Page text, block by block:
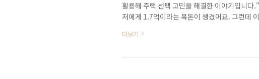
활용해 주택 선택 고민을 해결한 이야기입니
저에게 1.7억이라는 목돈이 생겼어요. 그런데
ChatGPT한테 물어보자!"그러다 문득 이런 생
ChatGPT에게 물어본 내용은 이래요:총 주택
더보기